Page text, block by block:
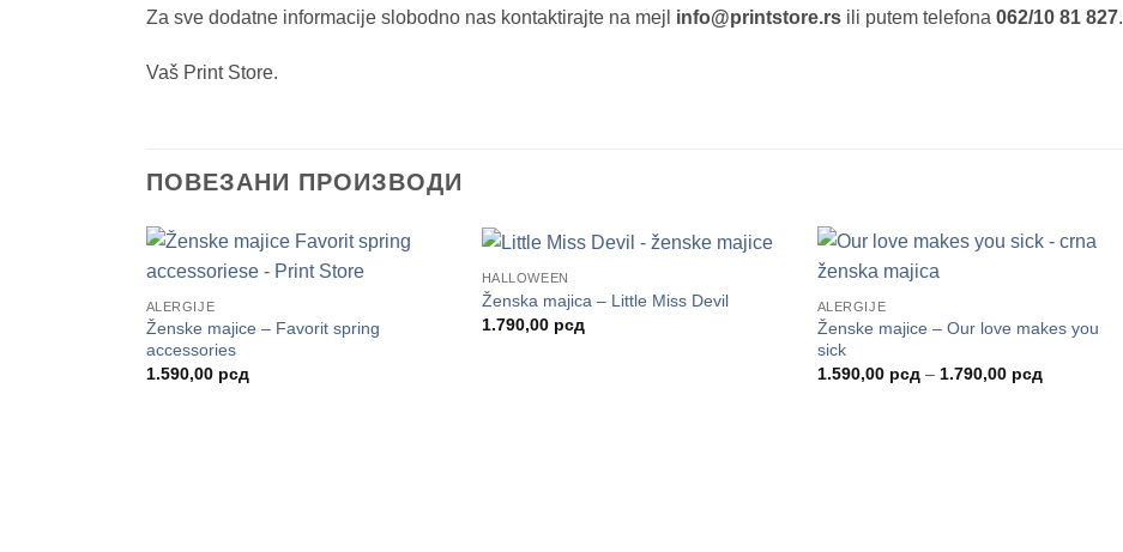
Za sve dodatne informacije slobodno nas kontaktirajte na mejl info@printstore.rs ili putem telefona 062/10 81 827.
Vaš Print Store.
ПОВЕЗАНИ ПРОИЗВОДИ
ALERGIJE
Ženske majice – Favorit spring
accessories
1.590,00 рсд
HALLOWEEN
Ženska majica – Little Miss Devil
1.790,00 рсд
ALERGIJE
Ženske majice – Our love makes you
sick
1.590,00 рсд – 1.790,00 рсдРаспон
цена: